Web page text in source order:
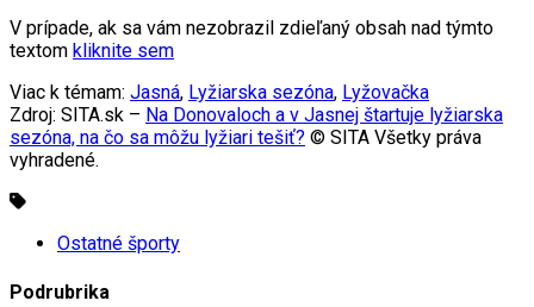
V prípade, ak sa vám nezobrazil zdieľaný obsah nad týmto
textom kliknite sem
Viac k témam: Jasná, Lyžiarska sezóna, Lyžovačka
Zdroj: SITA.sk – Na Donovaloch a v Jasnej štartuje lyžiarska
sezóna, na čo sa môžu lyžiari tešiť? © SITA Všetky práva
vyhradené.
Ostatné športy
Podrubrika